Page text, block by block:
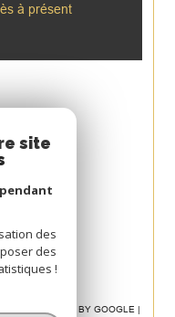
à présent
POWERED BY GOOGLE |
site
des
des
!